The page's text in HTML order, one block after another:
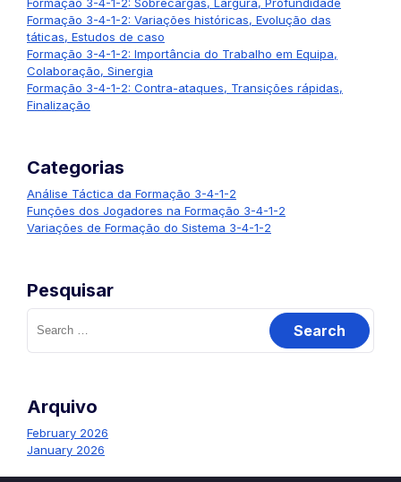
Formação 3-4-1-2: Variações históricas, Evolução das
táticas, Estudos de caso
Formação 3-4-1-2: Importância do Trabalho em Equipa,
Colaboração, Sinergia
Formação 3-4-1-2: Contra-ataques, Transições rápidas,
Finalização
Categorias
Análise Táctica da Formação 3-4-1-2
Funções dos Jogadores na Formação 3-4-1-2
Variações de Formação do Sistema 3-4-1-2
Pesquisar
Search
for:
Arquivo
February 2026
January 2026